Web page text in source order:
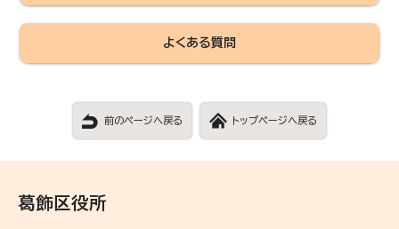
よくある質問
前のページへ戻る トップページへ戻る
葛飾区役所